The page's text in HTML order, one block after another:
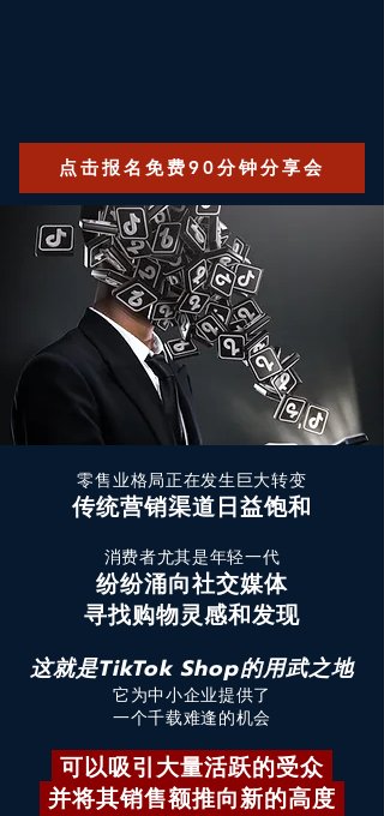
点击报名免费90分钟分享会
零售业格局正在发生巨大转变
传统营销渠道日益饱和
消费者尤其是年轻一代
纷纷涌向社交媒体
寻找购物灵感和发现
这就是TikTok Shop的用武之地
它为中小企业提供了
一个千载难逢的机会
可以吸引大量活跃的受众
并将其销售额推向新的高度